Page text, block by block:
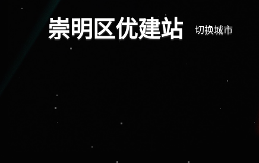
崇明区优建站 切换城市